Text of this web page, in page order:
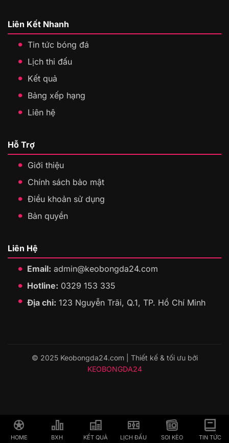
Liên Kết Nhanh
Tin tức bóng đá
Lịch thi đấu
Kết quả
Bảng xếp hạng
Liên hệ
Hỗ Trợ
Giới thiệu
Chính sách bảo mật
Điều khoản sử dụng
Bản quyền
Liên Hệ
Email: admin@keobongda24.com
Hotline: 0329 153 335
Địa chỉ: 123 Nguyễn Trãi, Q.1, TP. Hồ Chí Minh
© 2025 Keobongda24.com | Thiết kế & tối ưu bởi
KEOBONGDA24
HOME BXH KẾT QUẢ LỊCH ĐẤU SOI KÈO TIN TỨC
HOME BXH KẾT QUẢ LỊCH ĐẤU SOI KÈO TIN TỨC